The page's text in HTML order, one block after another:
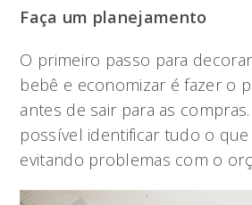
Faça um planejamento
O primeiro passo para
bebê e economizar é fazer o
antes de sair para as
possível identificar tudo o
evitando problemas com o